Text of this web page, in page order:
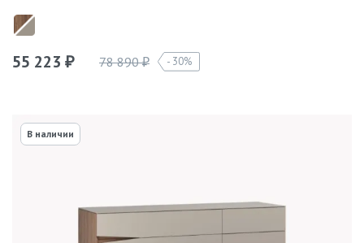
55 223 ₽ 78 890₽ 30%
В наличии